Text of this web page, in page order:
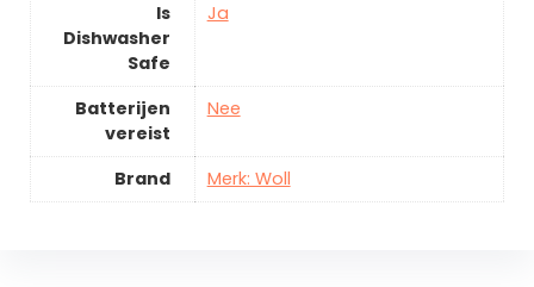
Is
Dishwasher
Safe
Ja
Batterijen
vereist
Nee
Brand Merk: Woll